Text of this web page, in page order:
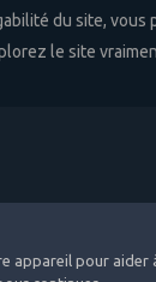
du site, vous
le site
appareil pour aider